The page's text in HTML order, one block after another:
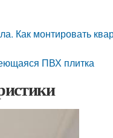
Как монтировать
ПВХ плитка